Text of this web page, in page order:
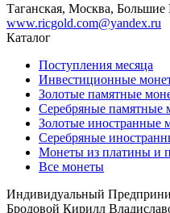
Таганская, Москва,
www.ricgold.com@yandex.ru
Каталог
Поступления месяца
Инвестиционные
Золотые памятные
Серебряные
Золотые иностранные
Серебряные
Монеты из платины и
Все монеты
Индивидуальный
Бродовой Кирилл